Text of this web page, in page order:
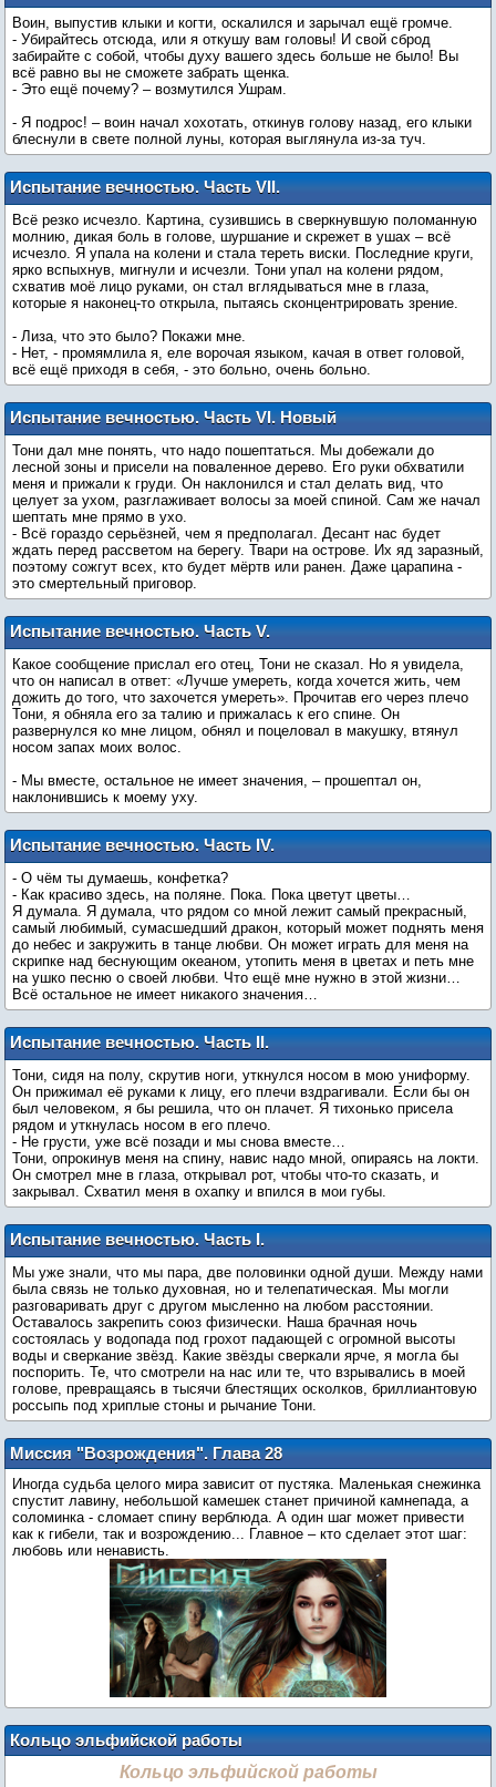
Полная луна.
Воин, выпустив клыки и когти, оскалился и зарычал ещё громче.
- Убирайтесь отсюда, или я откушу вам головы! И свой сброд
забирайте с собой, чтобы духу вашего здесь больше не было! Вы
всё равно вы не сможете забрать щенка.
- Это ещё почему? – возмутился Ушрам.
- Я подрос! – воин начал хохотать, откинув голову назад, его клыки
блеснули в свете полной луны, которая выглянула из-за туч.
Испытание вечностью. Часть VII.
Найдёныш
Всё резко исчезло. Картина, сузившись в сверкнувшую поломанную
молнию, дикая боль в голове, шуршание и скрежет в ушах – всё
исчезло. Я упала на колени и стала тереть виски. Последние круги,
ярко вспыхнув, мигнули и исчезли. Тони упал на колени рядом,
схватив моё лицо руками, он стал вглядываться мне в глаза,
которые я наконец-то открыла, пытаясь сконцентрировать зрение.
- Лиза, что это было? Покажи мне.
- Нет, - промямлила я, еле ворочая языком, качая в ответ головой,
всё ещё приходя в себя, - это больно, очень больно.
Испытание вечностью. Часть VI. Новый
день
Тони дал мне понять, что надо пошептаться. Мы добежали до
лесной зоны и присели на поваленное дерево. Его руки обхватили
меня и прижали к груди. Он наклонился и стал делать вид, что
целует за ухом, разглаживает волосы за моей спиной. Сам же начал
шептать мне прямо в ухо.
- Всё гораздо серьёзней, чем я предполагал. Десант нас будет
ждать перед рассветом на берегу. Твари на острове. Их яд заразный,
поэтому сожгут всех, кто будет мёртв или ранен. Даже царапина -
это смертельный приговор.
Испытание вечностью. Часть V.
Северное сияние
Какое сообщение прислал его отец, Тони не сказал. Но я увидела,
что он написал в ответ: «Лучше умереть, когда хочется жить, чем
дожить до того, что захочется умереть». Прочитав его через плечо
Тони, я обняла его за талию и прижалась к его спине. Он
развернулся ко мне лицом, обнял и поцеловал в макушку, втянул
носом запах моих волос.
- Мы вместе, остальное не имеет значения, – прошептал он,
наклонившись к моему уху.
Испытание вечностью. Часть IV.
Молчание ломает судьбы
- О чём ты думаешь, конфетка?
- Как красиво здесь, на поляне. Пока. Пока цветут цветы…
Я думала. Я думала, что рядом со мной лежит самый прекрасный,
самый любимый, сумасшедший дракон, который может поднять меня
до небес и закружить в танце любви. Он может играть для меня на
скрипке над беснующим океаном, утопить меня в цветах и петь мне
на ушко песню о своей любви. Что ещё мне нужно в этой жизни…
Всё остальное не имеет никакого значения…
Испытание вечностью. Часть II.
Трансформация
Тони, сидя на полу, скрутив ноги, уткнулся носом в мою униформу.
Он прижимал её руками к лицу, его плечи вздрагивали. Если бы он
был человеком, я бы решила, что он плачет. Я тихонько присела
рядом и уткнулась носом в его плечо.
- Не грусти, уже всё позади и мы снова вместе…
Тони, опрокинув меня на спину, навис надо мной, опираясь на локти.
Он смотрел мне в глаза, открывал рот, чтобы что-то сказать, и
закрывал. Схватил меня в охапку и впился в мои губы.
Испытание вечностью. Часть I.
Становление
Мы уже знали, что мы пара, две половинки одной души. Между нами
была связь не только духовная, но и телепатическая. Мы могли
разговаривать друг с другом мысленно на любом расстоянии.
Оставалось закрепить союз физически. Наша брачная ночь
состоялась у водопада под грохот падающей с огромной высоты
воды и сверкание звёзд. Какие звёзды сверкали ярче, я могла бы
поспорить. Те, что смотрели на нас или те, что взрывались в моей
голове, превращаясь в тысячи блестящих осколков, бриллиантовую
россыпь под хриплые стоны и рычание Тони.
Миссия "Возрождения". Глава 28
Иногда судьба целого мира зависит от пустяка. Маленькая снежинка
спустит лавину, небольшой камешек станет причиной камнепада, а
соломинка - сломает спину верблюда. А один шаг может привести
как к гибели, так и возрождению... Главное – кто сделает этот шаг:
любовь или ненависть.
Кольцо эльфийской работы
Кольцо эльфийской работы